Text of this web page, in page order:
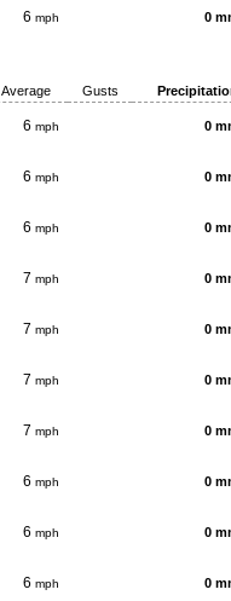
6 mph 0
Average Gusts
6 mph 0
6 mph 0
6 mph 0
7 mph 0
7 mph 0
7 mph 0
7 mph 0
6 mph 0
6 mph 0
6 mph 0